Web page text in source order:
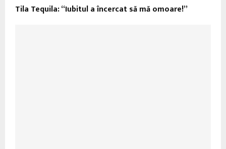
Tila Tequila: “Iubitul a încercat să mă omoare!”